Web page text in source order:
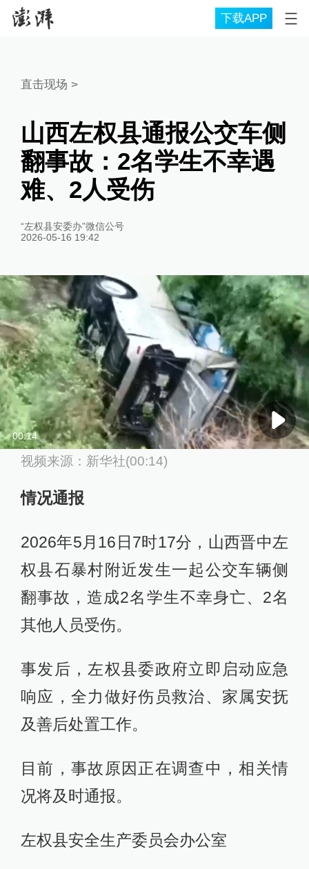
下载APP
直击现场 >
山西左权县通报公交车侧
翻事故：2名学生不幸遇
难、2人受伤
“左权县安委办”微信公号
2026-05-16 19:42
00:14
视频来源：新华社(00:14)
情况通报
2026年5月16日7时17分，山西晋中左
权县石暴村附近发生一起公交车辆侧
翻事故，造成2名学生不幸身亡、2名
其他人员受伤。
事发后，左权县委政府立即启动应急
响应，全力做好伤员救治、家属安抚
及善后处置工作。
目前，事故原因正在调查中，相关情
况将及时通报。
左权县安全生产委员会办公室